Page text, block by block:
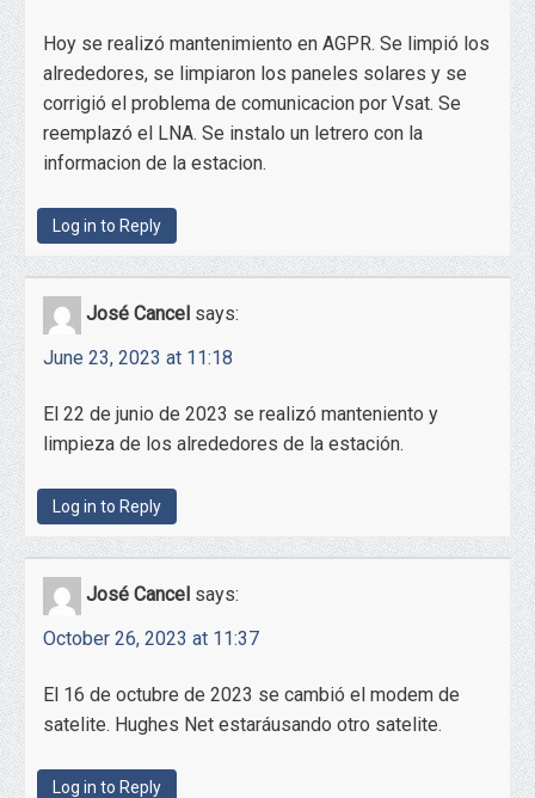
Hoy se realizó mantenimiento en AGPR. Se limpió los
alrededores, se limpiaron los paneles solares y se
corrigió el problema de comunicacion por Vsat. Se
reemplazó el LNA. Se instalo un letrero con la
informacion de la estacion.
Log in to Reply
José Cancel says:
June 23, 2023 at 11:18
El 22 de junio de 2023 se realizó manteniento y
limpieza de los alrededores de la estación.
Log in to Reply
José Cancel says:
October 26, 2023 at 11:37
El 16 de octubre de 2023 se cambió el modem de
satelite. Hughes Net estaráusando otro satelite.
Log in to Reply